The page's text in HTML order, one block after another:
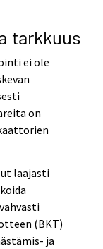
tarkkuus
ei ole
on
laajasti
(BKT)
ja